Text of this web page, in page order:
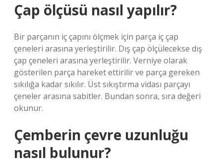
Çap ölçüsü nasıl yapılır?
Bir parçanın iç çapını ölçmek için parça iç çap
çeneleri arasına yerleştirilir. Dış çap ölçülecekse dış
çap çeneleri arasına yerleştirilir. Verniye olarak
gösterilen parça hareket ettirilir ve parça gereken
sıkılığa kadar sıkılır. Üst sıkıştırma vidası parçayı
çeneler arasına sabitler. Bundan sonra, sıra değeri
okunur.
Çemberin çevre uzunluğu
nasıl bulunur?